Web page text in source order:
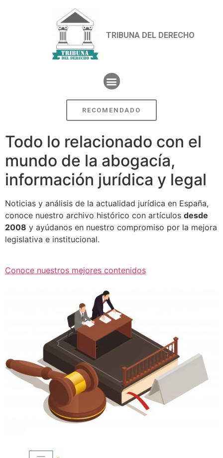
TRIBUNA DEL DERECHO
RECOMENDADO
Todo lo relacionado con el
mundo de la abogacía,
información jurídica y legal
Noticias y análisis de la actualidad jurídica en España,
conoce nuestro archivo histórico con artículos desde
2008 y ayúdanos en nuestro compromiso por la mejora
legislativa e institucional.
Conoce nuestros mejores contenidos